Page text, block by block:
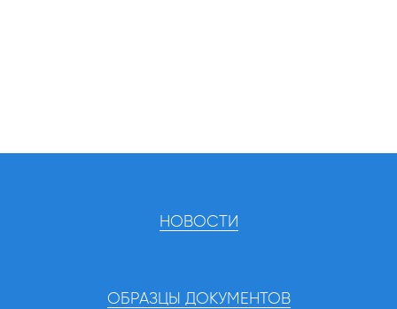
НОВОСТИ
ОБРАЗЦЫ ДОКУМЕНТОВ